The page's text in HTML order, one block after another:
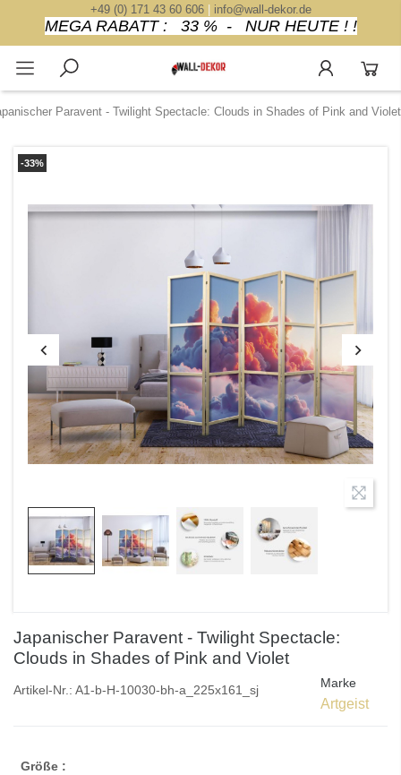
+49 (0) 171 43 60 606| info@wall-dekor.de
MEGA RABATT : 33 % - NUR HEUTE ! !
Paravent - Twilight Spectacle: Clouds in Shades of Pink and Violet
-33%
Japanischer Paravent - Twilight Spectacle:
Clouds in Shades of Pink and Violet
Artikel-Nr.: A1-b-H-10030-bh-a_225x161_sj Marke
Artgeist
Größe :